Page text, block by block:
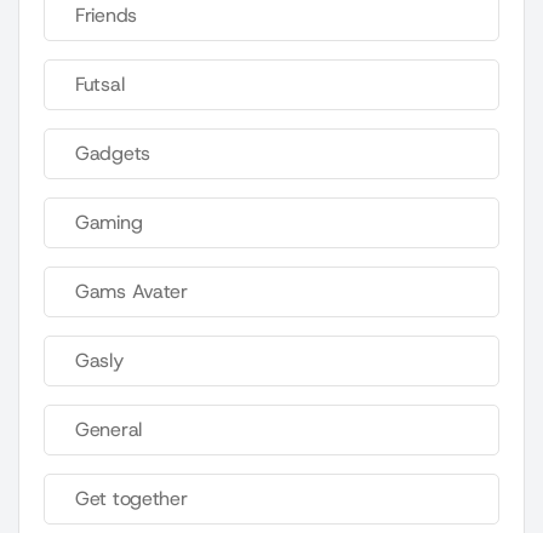
Friends
Futsal
Gadgets
Gaming
Gams Avater
Gasly
General
Get together